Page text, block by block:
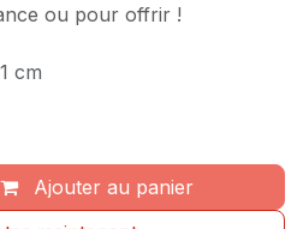
ou pour offrir !
cm
Ajouter au panier